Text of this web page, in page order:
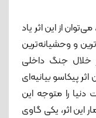
از این اثر یاد
و وحشیانه‌ترین
خلال جنگ داخلی
واقع این اثر پیکاسو بیانیه‌ای
را متوجه این
این اثر، یکی گاوی